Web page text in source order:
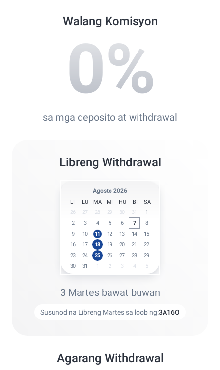
Walang Komisyon
0%
sa mga deposito at withdrawal
Libreng Withdrawal
Agosto 2026
LI LU MA MI HU BI
SA
26
27 28 29 30 31
1
2
3 4 5 6 7
8
9
10 11 12 13 14
15
16
17 18 19 20 21
22
23
24 25 26 27 28
29
30
31 1 2 3 4 5
3 Martes bawat buwan
Susunod na Libreng Martes sa loob ng:3A16O
Agarang Withdrawal